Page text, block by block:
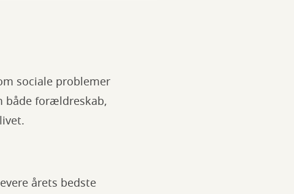
sociale problemer
både forældreskab,
årets bedste